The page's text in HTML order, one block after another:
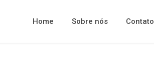
Home Sobre nós Contato